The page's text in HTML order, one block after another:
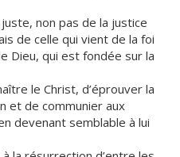
non pas de la justice
de celle qui vient de la foi
Dieu, qui est fondée sur la
le Christ, d’éprouver la
et de communier aux
devenant semblable à lui